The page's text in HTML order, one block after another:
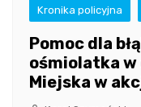
Kronika policyjna
Pomoc dla
ośmiolatka w
Miejska w